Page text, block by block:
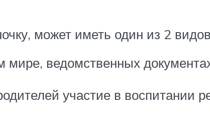
может иметь один из 2 видов
ведомственных
участие в воспитании